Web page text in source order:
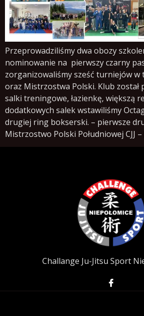
Przeprowadziliśmy dwa obozy
nominowanie na pierwszy czarny
zorganizowaliśmy sześć turniejów w
oraz Mistrzostwa Polski. Klub został
salki treningowe, łazienkę, większą
dodatkowych salek wstawiliśmy
drugiej ring bokserski. – pierwsze
Mistrzostwo Polski Południowej CJJ
Challange Ju-Jitsu Sport